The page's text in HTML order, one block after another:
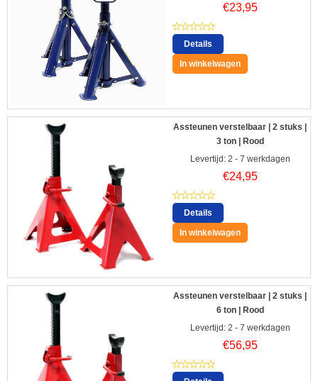
€23,95
Details
In winkelwagen
Assteunen verstelbaar | 2 stuks |
3 ton | Rood
Levertijd: 2 - 7 werkdagen
€24,95
Details
In winkelwagen
Assteunen verstelbaar | 2 stuks |
6 ton | Rood
Levertijd: 2 - 7 werkdagen
€56,95